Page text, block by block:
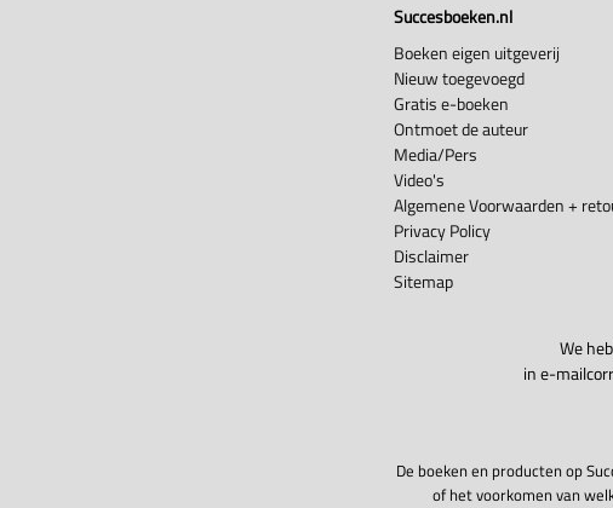
Succesboeken.nl
Boeken eigen uitgeverij
Nieuw toegevoegd
Gratis e-boeken
Ontmoet de auteur
Media/Pers
Video's
Algemene Voorwaarden +
Privacy Policy
Disclaimer
Sitemap
We
in e-
De boeken en producten op
of het voorkomen van